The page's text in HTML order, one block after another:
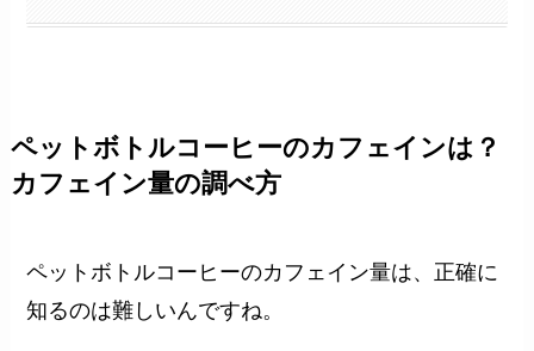
ペットボトルコーヒーのカフェインは？
カフェイン量の調べ方
ペットボトルコーヒーのカフェイン量は、正確に
知るのは難しいんですね。